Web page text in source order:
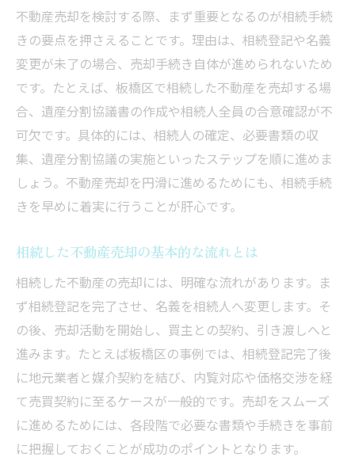
板橋区の相続不動産売却の特徴と留意点
不動産売却に適したタイミングの考え方
地元の不動産市場を把握するためのポイン
ト
不動産売却に必要な書類と準備手順につい
て
信頼できる業者選びと査定依頼のコツ
不動産売却後も安心できるサポート体制と
相続不動産の売却なら知っておきたい基礎知識
不動産売却に関わる相続登記の基本を解説
遺産分割協議書の作成と注意すべき点
不動産売却時の相続税や譲渡所得税の知識
空き家となった不動産売却のリスク対策
相続した不動産の活用方法と選択肢を整理
専門家の意見を活かした売却判断のポイン
ト
不動産売却を検討する際、まず重要となるのが相続手続
きの要点を押さえることです。理由は、相続登記や名義
変更が未了の場合、売却手続き自体が進められないため
です。たとえば、板橋区で相続した不動産を売却する場
合、遺産分割協議書の作成や相続人全員の合意確認が不
可欠です。具体的には、相続人の確定、必要書類の収
集、遺産分割協議の実施といったステップを順に進めま
しょう。不動産売却を円滑に進めるためにも、相続手続
きを早めに着実に行うことが肝心です。
相続した不動産売却の基本的な流れとは
相続した不動産の売却には、明確な流れがあります。ま
ず相続登記を完了させ、名義を相続人へ変更します。そ
の後、売却活動を開始し、買主との契約、引き渡しへと
進みます。たとえば板橋区の事例では、相続登記完了後
に地元業者と媒介契約を結び、内覧対応や価格交渉を経
て売買契約に至るケースが一般的です。売却をスムーズ
に進めるためには、各段階で必要な書類や手続きを事前
に把握しておくことが成功のポイントとなります。